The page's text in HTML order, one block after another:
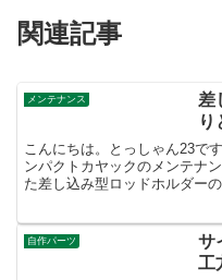
関連記事
メンテナンス
差
り
こんにちは。とっしゃん23で
ンパクトカヤックのメンテナ
た差し込み型ロッドホルダー
自作パーツ
サ
工